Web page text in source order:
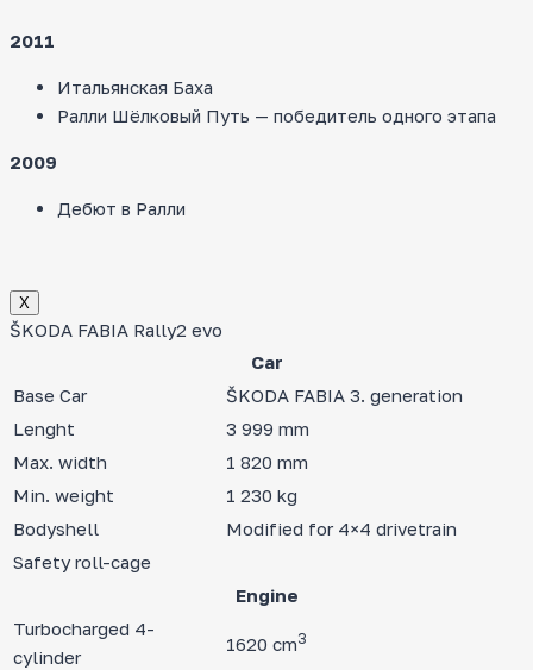
2011
Итальянская Баха
Ралли Шёлковый Путь — победитель одного этапа
2009
Дебют в Ралли
Х
ŠKODA FABIA Rally2 evo
Car
Base Car
ŠKODA FABIA 3. generation
Lenght
3 999 mm
Max. width
1 820 mm
Min. weight
1 230 kg
Bodyshell
Modified for 4×4 drivetrain
Safety roll-cage
Engine
Turbocharged 4-
cylinder
1620 cm3